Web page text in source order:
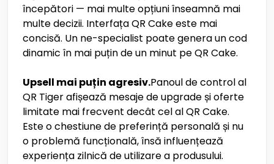
începători — mai multe opțiuni înseamnă mai
multe decizii. Interfața QR Cake este mai
concisă. Un ne-specialist poate genera un cod
dinamic în mai puțin de un minut pe QR Cake.
Upsell mai puțin agresiv.Panoul de control al
QR Tiger afișează mesaje de upgrade și oferte
limitate mai frecvent decât cel al QR Cake.
Este o chestiune de preferință personală și nu
o problemă funcțională, însă influențează
experiența zilnică de utilizare a produsului.